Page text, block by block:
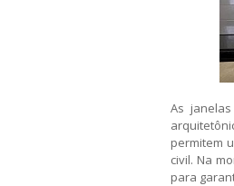
As
permitem
civil. Na
para